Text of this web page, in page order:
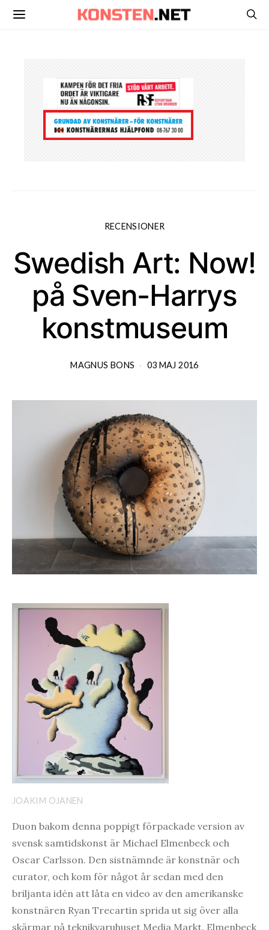
RECENSIONER
Swedish Art: Now!
på Sven-Harrys
konstmuseum
MAGNUS BONS 03 MAJ 2016
JOAKIM OJANEN
Duon bakom denna poppigt förpackade version av
svensk samtidskonst är Michael Elmenbeck och
Oscar Carlsson. Den sistnämnde är konstnär och
curator, och kom för något år sedan med den
briljanta idén att låta en video av den amerikanske
konstnären Ryan Trecartin sprida ut sig över alla
skärmar på teknikvaruhuset Media Markt. Elmenbeck